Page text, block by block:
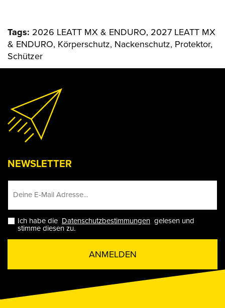
Tags: 2026 LEATT MX & ENDURO, 2027 LEATT MX
& ENDURO, Körperschutz, Nackenschutz, Protektor,
Schützer
NEWSLETTER
Ich habe die Datenschutzbestimmungen gelesen und
stimme diesen zu.
ANMELDEN